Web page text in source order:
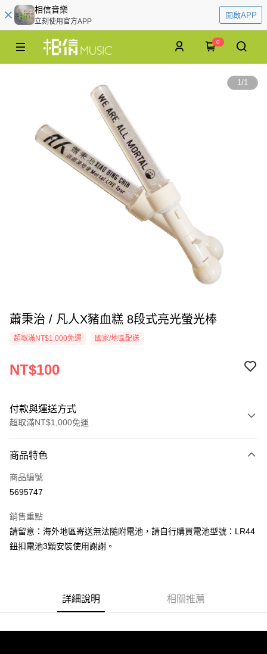
相信音樂
立刻使用官方APP
開啟APP
0
1/1
蕭秉治 / 凡人X豬血糕 8段式亮光螢光棒
超取滿NT$1,000免運 國家/地區配送
NT$100
付款與運送方式
超取滿NT$1,000免運
信用卡一次付款
超商取貨付款
Apple Pay
悠遊付
商品特色
商品編號
5695747
銷售重點
請留意：海外地區寄送無法隨附電池，請自行購買電池型號：LR44
鈕扣電池3顆安裝使用謝謝。
詳細說明 相關推薦